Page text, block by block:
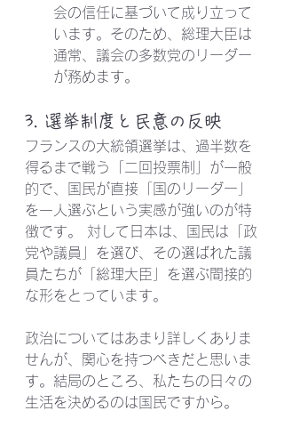
会の信任に基づいて成り立って
います。そのため、総理大臣は
通常、議会の多数党のリーダー
が務めます。
3. 選挙制度と民意の反映
フランスの大統領選挙は、過半数を
得るまで戦う「二回投票制」が一般
的で、国民が直接「国のリーダー」
を一人選ぶという実感が強いのが特
徴です。 対して日本は、国民は「政
党や議員」を選び、その選ばれた議
員たちが「総理大臣」を選ぶ間接的
な形をとっています。
政治についてはあまり詳しくありま
せんが、関心を持つべきだと思いま
す。結局のところ、私たちの日々の
生活を決めるのは国民ですから。